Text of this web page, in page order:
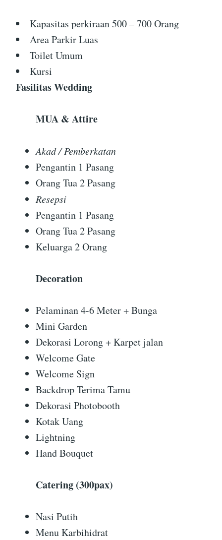
Kapasitas perkiraan 500 – 700 Orang
Area Parkir Luas
Toilet Umum
Kursi
Fasilitas Wedding
MUA & Attire
Akad / Pemberkatan
Pengantin 1 Pasang
Orang Tua 2 Pasang
Resepsi
Pengantin 1 Pasang
Orang Tua 2 Pasang
Keluarga 2 Orang
Decoration
Pelaminan 4-6 Meter + Bunga
Mini Garden
Dekorasi Lorong + Karpet jalan
Welcome Gate
Welcome Sign
Backdrop Terima Tamu
Dekorasi Photobooth
Kotak Uang
Lightning
Hand Bouquet
Catering (300pax)
Nasi Putih
Menu Karbihidrat